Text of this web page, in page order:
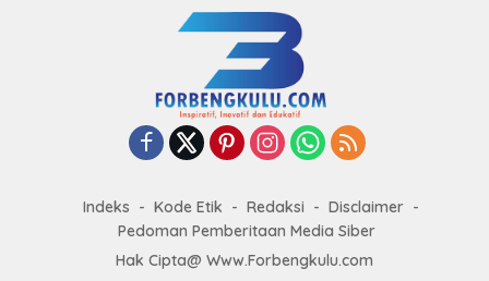
Indeks Kode Etik Redaksi
Disclaimer
Pedoman Pemberitaan Media Siber
Hak Cipta@ Www.Forbengkulu.com